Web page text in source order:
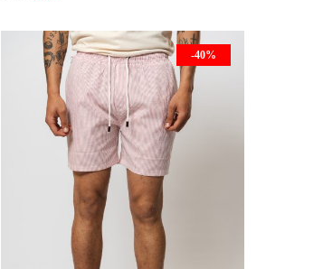
original
era:
$899.
actual
es:
$539.
-40%